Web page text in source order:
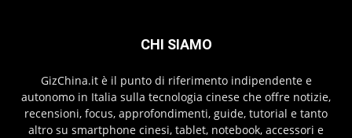
CHI SIAMO
GizChina.it è il punto di riferimento indipendente e
autonomo in Italia sulla tecnologia cinese che offre notizie,
recensioni, focus, approfondimenti, guide, tutorial e tanto
altro su smartphone cinesi, tablet, notebook, accessori e